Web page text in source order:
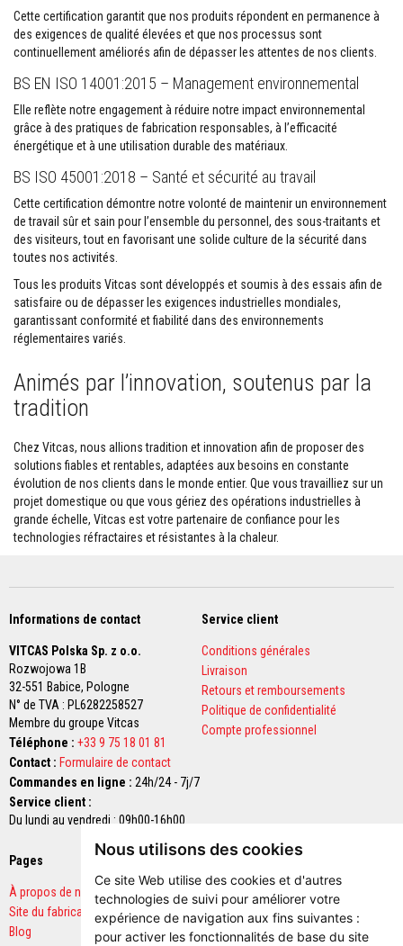
Nous utilisons des cookies
Ce site Web utilise des cookies et d'autres
technologies de suivi pour améliorer votre
expérience de navigation aux fins suivantes :
pour activer les fonctionnalités de base du site
c
h
a
e
u
r
o
t
i
e
r
s
r
s
i
s
t
a
s
u
u
e
t
c
m
e
s
M
s
i
c
s
e
s
c
l
l
a
s
é
i
s
Cette certification garantit que nos produits répondent en permanence à
des exigences de qualité élevées et que nos processus sont
continuellement améliorés afin de dépasser les attentes de nos clients.
BS EN ISO 14001:2015 – Management environnemental
Elle reflète notre engagement à réduire notre impact environnemental
grâce à des pratiques de fabrication responsables, à l’efficacité
énergétique et à une utilisation durable des matériaux.
BS ISO 45001:2018 – Santé et sécurité au travail
Cette certification démontre notre volonté de maintenir un environnement
de travail sûr et sain pour l’ensemble du personnel, des sous-traitants et
des visiteurs, tout en favorisant une solide culture de la sécurité dans
toutes nos activités.
Tous les produits Vitcas sont développés et soumis à des essais afin de
satisfaire ou de dépasser les exigences industrielles mondiales,
garantissant conformité et fiabilité dans des environnements
réglementaires variés.
Animés par l’innovation, soutenus par la
tradition
Chez Vitcas, nous allions tradition et innovation afin de proposer des
solutions fiables et rentables, adaptées aux besoins en constante
évolution de nos clients dans le monde entier. Que vous travailliez sur un
projet domestique ou que vous gériez des opérations industrielles à
grande échelle, Vitcas est votre partenaire de confiance pour les
technologies réfractaires et résistantes à la chaleur.
Informations de contact
VITCAS Polska Sp. z o.o.
Rozwojowa 1B
32-551 Babice, Pologne
N° de TVA : PL6282258527
Membre du groupe Vitcas
Téléphone : +33 9 75 18 01 81
Contact : Formulaire de contact
Commandes en ligne : 24h/24 - 7j/7
Service client :
Du lundi au vendredi : 09h00-16h00
Service client
Conditions générales
Livraison
Retours et remboursements
Politique de confidentialité
Compte professionnel
Pages
À propos de nous
Site du fabricant
Blog
Paiements sécurisés